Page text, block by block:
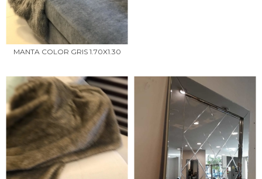
MANTA COLOR GRIS 1.70X1.30